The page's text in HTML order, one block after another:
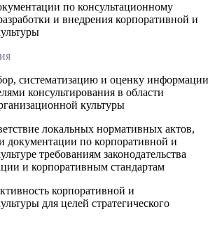
по консультационному
и внедрения корпоративной и
систематизацию и оценку информации
консультирования в области
культуры
локальных нормативных актов,
документации по корпоративной и
требованиям законодательства
и корпоративным стандартам
корпоративной и
для целей стратегического